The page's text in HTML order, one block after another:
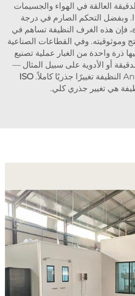
العالقة في الهواء والجسيمات
وبفضل التحكم الصارم في درجة
فإن هذه الغرف النظيفة تساهم في
وموثوقيته. وفي القطاعات الصناعية
ذرة واحدة من الغبار عملية تصنيع
أو الأدوية على سبيل المثال —
ISO
هي تغيير جذري كلي.